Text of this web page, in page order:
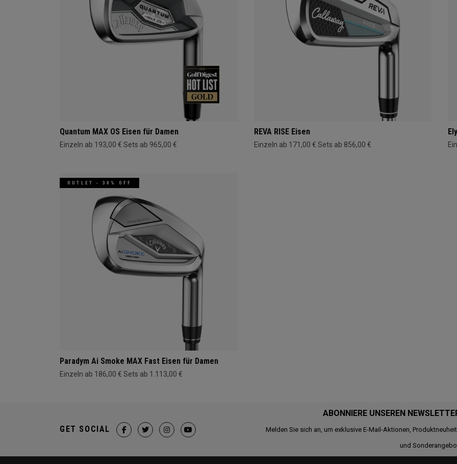
Quantum MAX OS Eisen für Damen
Einzeln ab 193,00 € Sets ab 965,00 €
REVA RISE Eisen
Einzeln ab 171,00 € Sets ab 856,00 €
OUTLET - 30% OFF
Paradym Ai Smoke MAX Fast Eisen für Damen
Einzeln ab 186,00 € Sets ab 1.113,00 €
ABONNIERE UNSEREN
Melden Sie sich an, um exklusive E-Mail-Aktionen,
und
GET SOCIAL